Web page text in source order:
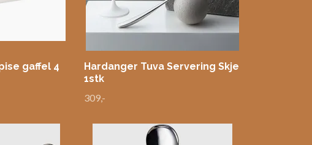
gaffel 4
Hardanger Tuva Servering Skje
1stk
309,-